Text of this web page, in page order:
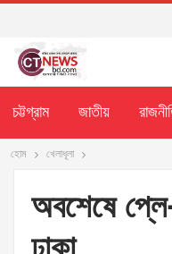
চট্টগ্রাম জাতীয়
হোম খেলাধূলা
অবশেষে